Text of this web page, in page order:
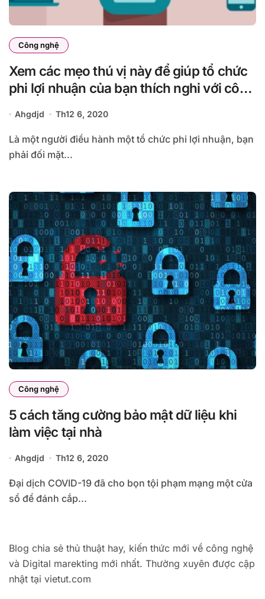
Công nghệ
Xem các mẹo thú vị này để giúp tổ chức
phi lợi nhuận của bạn thích nghi với công
Ahgdjd Th12 6, 2020
Là một người điều hành một tổ chức phi lợi nhuận, bạn
phải đối mặt...
Công nghệ
5 cách tăng cường bảo mật dữ liệu khi
làm việc tại nhà
Ahgdjd Th12 6, 2020
Đại dịch COVID-19 đã cho bọn tội phạm mạng một cửa
sổ để đánh cắp...
Blog chia sẻ thủ thuật hay, kiến thức mới về công nghệ
và Digital marekting mới nhất. Thường xuyên được cập
nhật tại vietut.com